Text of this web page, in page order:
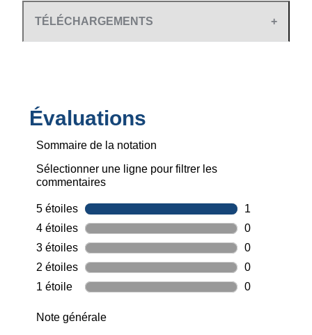
TÉLÉCHARGEMENTS